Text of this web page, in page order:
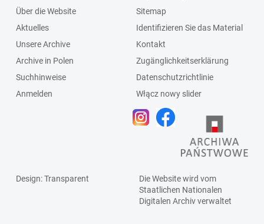
Über die Website
Aktuelles
Unsere Archive
Archive in Polen
Suchhinweise
Anmelden
Sitemap
Identifizieren Sie das Material
Kontakt
Zugänglichkeitserklärung
Datenschutzrichtlinie
Włącz nowy slider
Design: Transparent
Die Website wird vom
Staatlichen Nationalen
Digitalen Archivverwaltet